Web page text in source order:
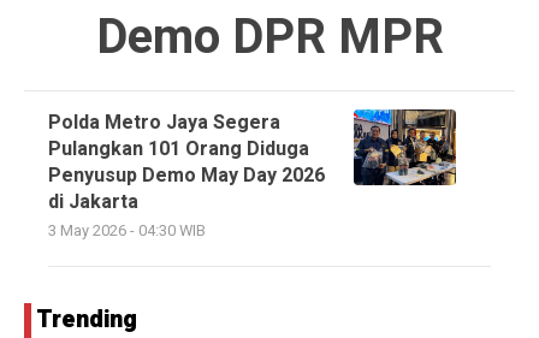
Demo DPR MPR
Polda Metro Jaya Segera
Pulangkan 101 Orang Diduga
Penyusup Demo May Day 2026
di Jakarta
3 May 2026 - 04:30 WIB
Trending